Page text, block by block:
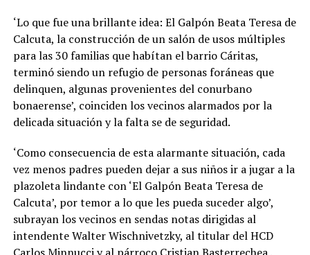
‘Lo que fue una brillante idea: El Galpón Beata Teresa de
Calcuta, la construcción de un salón de usos múltiples
para las 30 familias que habítan el barrio Cáritas,
terminó siendo un refugio de personas foráneas que
delinquen, algunas provenientes del conurbano
bonaerense’, coinciden los vecinos alarmados por la
delicada situación y la falta se de seguridad.
‘Como consecuencia de esta alarmante situación, cada
vez menos padres pueden dejar a sus niños ir a jugar a la
plazoleta lindante con ‘El Galpón Beata Teresa de
Calcuta’, por temor a lo que les pueda suceder algo’,
subrayan los vecinos en sendas notas dirigidas al
intendente Walter Wischnivetzky, al titular del HCD